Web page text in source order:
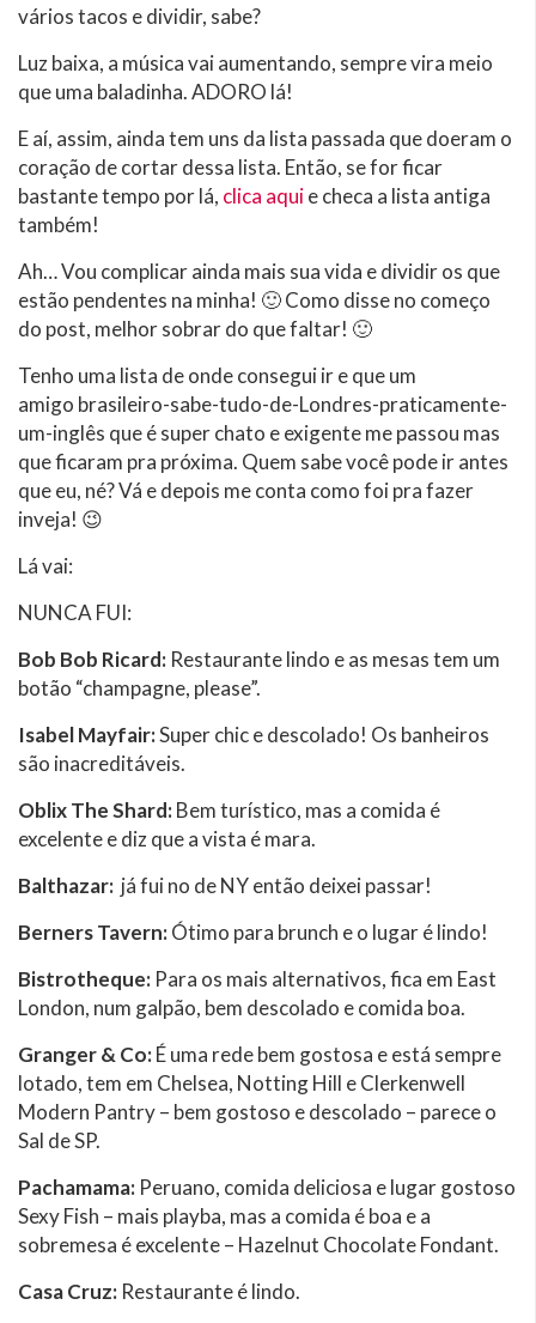
vários tacos e dividir, sabe?
Luz baixa, a música vai aumentando, sempre vira meio
que uma baladinha. ADORO lá!
E aí, assim, ainda tem uns da lista passada que doeram o
coração de cortar dessa lista. Então, se for ficar
bastante tempo por lá, clica aquie checa a lista antiga
também!
Ah… Vou complicar ainda mais sua vida e dividir os que
estão pendentes na minha! 🙂 Como disse no começo
do post, melhor sobrar do que faltar! 🙂
Tenho uma lista de onde consegui ir e que um
amigo brasileiro-sabe-tudo-de-Londres-praticamente-
um-inglês que é super chato e exigente me passou mas
que ficaram pra próxima. Quem sabe você pode ir antes
que eu, né? Vá e depois me conta como foi pra fazer
inveja! 😉
Lá vai:
NUNCA FUI:
Bob Bob Ricard: Restaurante lindo e as mesas tem um
botão “champagne, please”.
Isabel Mayfair:Super chic e descolado! Os banheiros
são inacreditáveis.
Oblix The Shard:Bem turístico, mas a comida é
excelente e diz que a vista é mara.
Balthazar: já fui no de NY então deixei passar!
Berners Tavern:Ótimo para brunch e o lugar é lindo!
Bistrotheque: Para os mais alternativos, fica em East
London, num galpão, bem descolado e comida boa.
Granger & Co:É uma rede bem gostosa e está sempre
lotado, tem em Chelsea, Notting Hill e Clerkenwell
Modern Pantry – bem gostoso e descolado – parece o
Sal de SP.
Pachamama: Peruano, comida deliciosa e lugar gostoso
Sexy Fish – mais playba, mas a comida é boa e a
sobremesa é excelente – Hazelnut Chocolate Fondant.
Casa Cruz: Restaurante é lindo.